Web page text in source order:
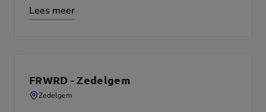
Lees meer
FRWRD - Zedelgem
Zedelgem